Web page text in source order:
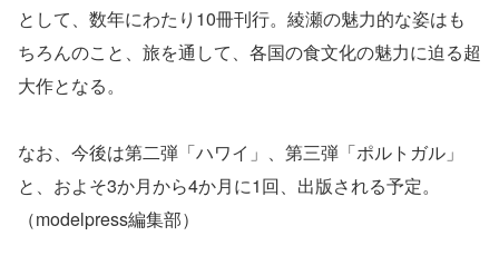
として、数年にわたり10冊刊行。綾瀬の魅力的な姿はも
ちろんのこと、旅を通して、各国の食文化の魅力に迫る超
大作となる。
なお、今後は第二弾「ハワイ」、第三弾「ポルトガル」
と、およそ3か月から4か月に1回、出版される予定。
（modelpress編集部）